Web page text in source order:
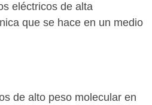
eléctricos de alta
que se hace en un medio
de alto peso molecular en